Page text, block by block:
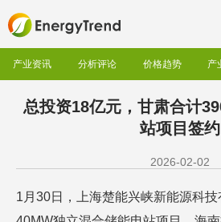
产业资讯 分析评论 价格趋势 产
总投资18亿元，甘肃合计
站项目签约
2026-02-02
1月30日，上海楚能兴峡新能源科